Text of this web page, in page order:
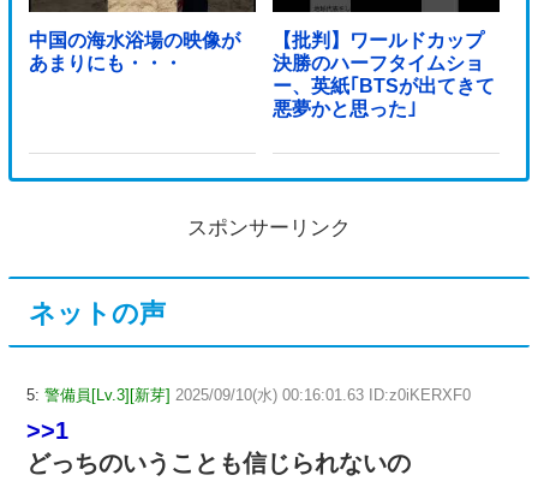
中国の海水浴場の映像が
あまりにも・・・
【批判】ワールドカップ
決勝のハーフタイムショ
ー、英紙｢BTSが出てきて
悪夢かと思った｣
スポンサーリンク
ネットの声
5: 警備員[Lv.3][新芽] 2025/09/10(水) 00:16:01.63 ID:z0iKERXF0
>>1
どっちのいうことも信じられないの